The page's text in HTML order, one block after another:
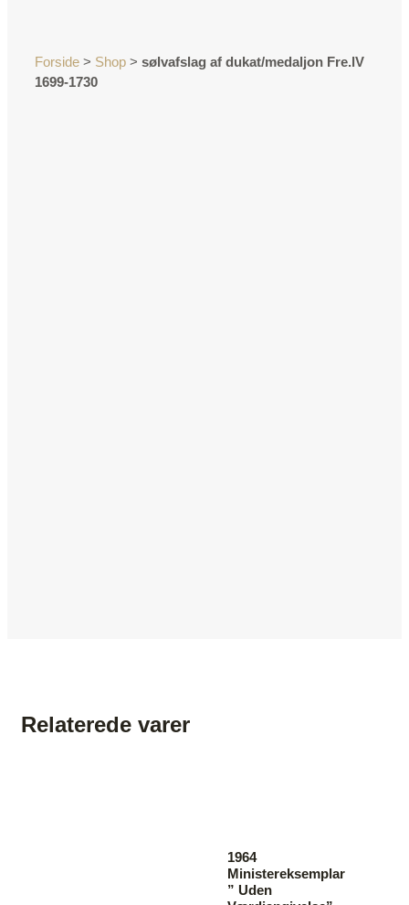
Forside > Shop > sølvafslag af dukat/medaljon Fre.lV
1699-1730
Relaterede varer
1964
Ministereksemplar
” Uden